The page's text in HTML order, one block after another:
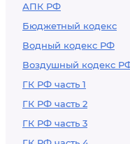
АПК РФ
Бюджетный кодекс
Водный кодекс РФ
Воздушный кодекс
ГК РФ часть 1
ГК РФ часть 2
ГК РФ часть 3